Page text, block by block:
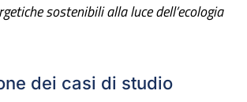
sostenibili alla luce dell’ecologia
dei casi di studio